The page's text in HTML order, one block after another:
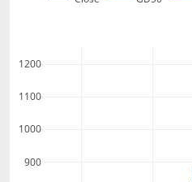
900
1000
1100
1200